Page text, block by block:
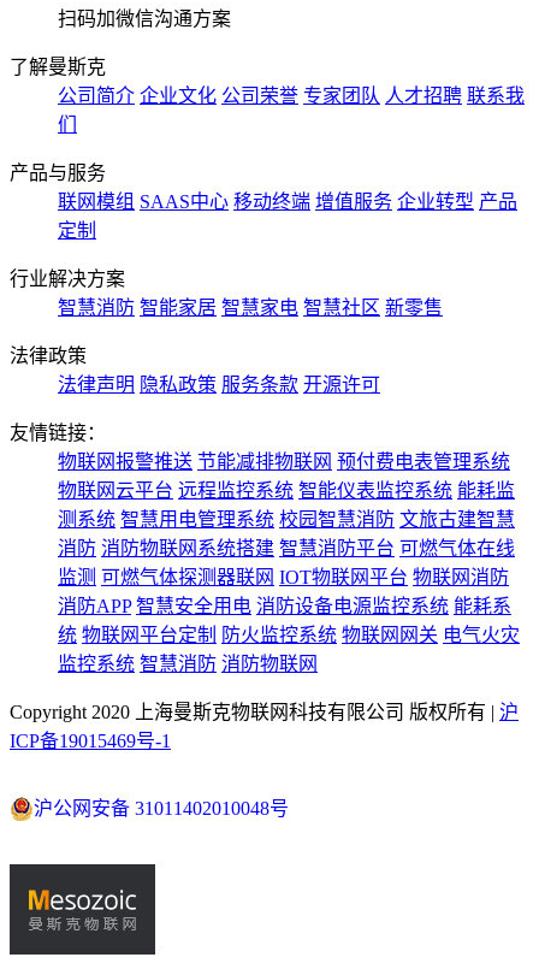
扫码加微信沟通方案
了解曼斯克
公司简介 企业文化 公司荣誉 专家团队 人才招聘 联系我
们
产品与服务
联网模组 SAAS中心 移动终端 增值服务 企业转型 产品
定制
行业解决方案
智慧消防 智能家居 智慧家电 智慧社区 新零售
法律政策
法律声明 隐私政策 服务条款 开源许可
友情链接：
物联网报警推送 节能减排物联网 预付费电表管理系统
物联网云平台 远程监控系统 智能仪表监控系统 能耗监
测系统 智慧用电管理系统 校园智慧消防 文旅古建智慧
消防 消防物联网系统搭建 智慧消防平台 可燃气体在线
监测 可燃气体探测器联网 IOT物联网平台 物联网消防
消防APP 智慧安全用电 消防设备电源监控系统 能耗系
统 物联网平台定制 防火监控系统 物联网网关 电气火灾
监控系统 智慧消防 消防物联网
Copyright 2020 上海曼斯克物联网科技有限公司 版权所有 | 沪
ICP备19015469号-1
沪公网安备 31011402010048号